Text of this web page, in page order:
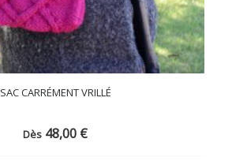
SAC CARRÉMENT VRILLÉ
Dès 48,00 €